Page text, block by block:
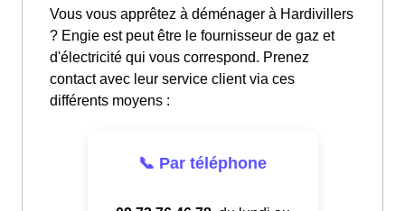
Vous vous apprêtez à déménager à Hardivillers
? Engie est peut être le fournisseur de gaz et
d'électricité qui vous correspond. Prenez
contact avec leur service client via ces
différents moyens :
📞 Par téléphone